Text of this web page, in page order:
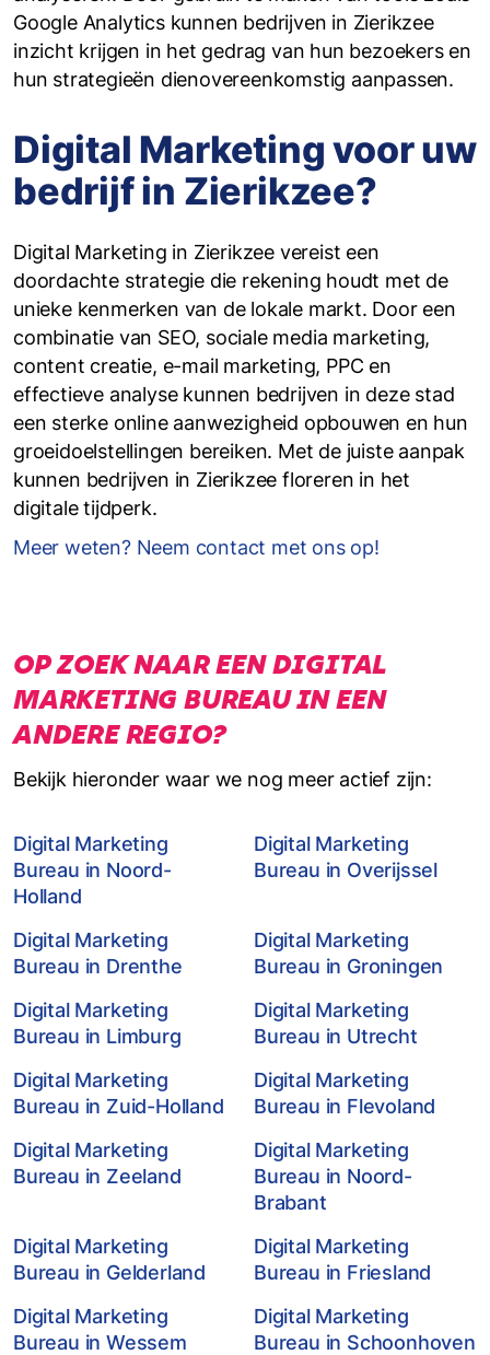
Google Analytics kunnen bedrijven in Zierikzee
inzicht krijgen in het gedrag van hun bezoekers en
hun strategieën dienovereenkomstig aanpassen.
Digital Marketing voor uw
bedrijf in Zierikzee?
Digital Marketing in Zierikzee vereist een
doordachte strategie die rekening houdt met de
unieke kenmerken van de lokale markt. Door een
combinatie van SEO, sociale media marketing,
content creatie, e-mail marketing, PPC en
effectieve analyse kunnen bedrijven in deze stad
een sterke online aanwezigheid opbouwen en hun
groeidoelstellingen bereiken. Met de juiste aanpak
kunnen bedrijven in Zierikzee floreren in het
digitale tijdperk.
Meer weten? Neem contact met ons op!
OP ZOEK NAAR EEN DIGITAL
MARKETING BUREAU IN EEN
ANDERE REGIO?
Bekijk hieronder waar we nog meer actief zijn:
Digital Marketing
Bureau in Noord-
Holland
Digital Marketing
Bureau in Overijssel
Digital Marketing
Bureau in Drenthe
Digital Marketing
Bureau in Groningen
Digital Marketing
Bureau in Limburg
Digital Marketing
Bureau in Utrecht
Digital Marketing
Bureau in Zuid-Holland
Digital Marketing
Bureau in Flevoland
Digital Marketing
Bureau in Zeeland
Digital Marketing
Bureau in Noord-
Brabant
Digital Marketing
Bureau in Gelderland
Digital Marketing
Bureau in Friesland
Digital Marketing
Bureau in Wessem
Digital Marketing
Bureau in Schoonhoven